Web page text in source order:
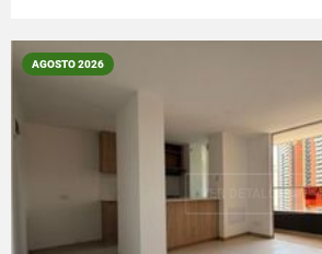
AGOSTO 2026
VER DETALLES